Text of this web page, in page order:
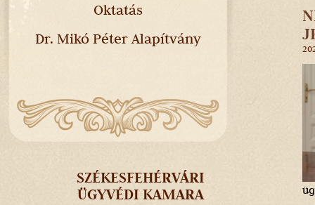
Oktatás
Dr. Mikó Péter Alapítvány
SZÉKESFEHÉRVÁRI
ÜGYVÉDI KAMARA